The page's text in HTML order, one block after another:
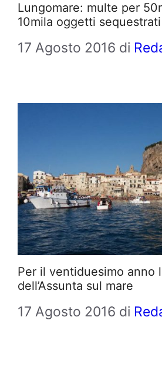
Lungomare: multe per
10mila oggetti sequestrati
17 Agosto 2016 di
Per il ventiduesimo anno
dell’Assunta sul mare
17 Agosto 2016 di